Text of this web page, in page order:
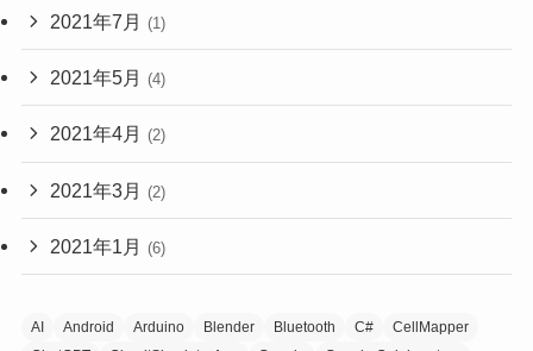
2021年7月 (1)
2021年5月 (4)
2021年4月 (2)
2021年3月 (2)
2021年1月 (6)
AI Android Arduino Blender Bluetooth C#
CellMapper